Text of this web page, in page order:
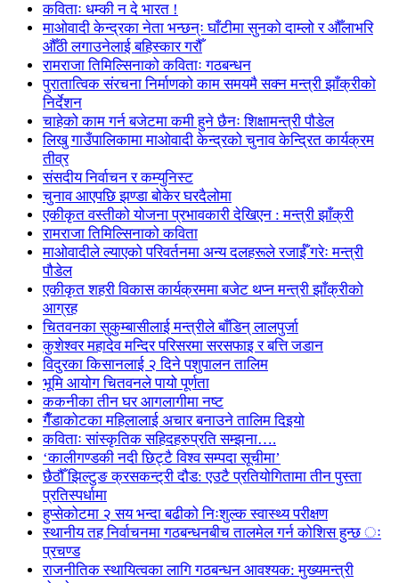
कविताः धम्की न दे भारत !
माओवादी केन्द्रका नेता भन्छन्ः घाँटीमा सुनको दाम्लो र औँलाभरि
औँठी लगाउनेलाई बहिस्कार गरौँ
रामराजा तिमिल्सिनाको कविताः गठबन्धन
पुरातात्विक संरचना निर्माणको काम समयमै सक्न मन्त्री झाँक्रीको
निर्देशन
चाहेको काम गर्न बजेटमा कमी हुने छैनः शिक्षामन्त्री पौडेल
लिखु गाउँपालिकामा माओवादी केन्द्रको चुनाव केन्द्रित कार्यक्रम
तीव्र
संसदीय निर्वाचन र कम्युनिस्ट
चुनाव आएपछि झण्डा बोकेर घरदैलोमा
एकीकृत वस्तीको योजना प्रभावकारी देखिएन : मन्त्री झाँक्री
रामराजा तिमिल्सिनाको कविता
माओवादीले ल्याएको परिवर्तनमा अन्य दलहरूले रजाईँ गरेः मन्त्री
पौडेल
एकीकृत शहरी विकास कार्यक्रममा बजेट थप्न मन्त्री झाँक्रीको
आग्रह
चितवनका सुकुम्बासीलाई मन्त्रीले बाँडिन् लालपुर्जा
कुशेश्वर महादेव मन्दिर परिसरमा सरसफाइ र बत्ति जडान
विदुरका किसानलाई २ दिने पशुपालन तालिम
भूमि आयोग चितवनले पायो पूर्णता
ककनीका तीन घर आगलागीमा नष्ट
गैँडाकोटका महिलालाई अचार बनाउने तालिम दिइयो
कविताः सांस्कृतिक सहिदहरुप्रति सम्झना….
‘कालीगण्डकी नदी छिट्टै विश्व सम्पदा सूचीमा’
छैठौँ झिल्टुङ क्रसकन्ट्री दौड: एउटै प्रतियोगितामा तीन पुस्ता
प्रतिस्पर्धामा
हुप्सेकोटमा २ सय भन्दा बढीको निःशुल्क स्वास्थ्य परीक्षण
स्थानीय तह निर्वाचनमा गठबन्धनबीच तालमेल गर्न कोशिस हुन्छ ः
प्रचण्ड
राजनीतिक स्थायित्वका लागि गठबन्धन आवश्यक: मुख्यमन्त्री